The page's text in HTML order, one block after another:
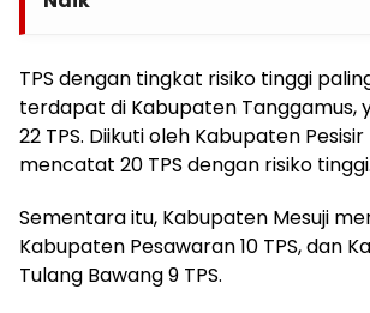
TPS dengan tingkat risiko tinggi
terdapat di Kabupaten Tanggamus,
22 TPS. Diikuti oleh Kabupaten
mencatat 20 TPS dengan risiko tinggi.
Sementara itu, Kabupaten Mesuji
Kabupaten Pesawaran 10 TPS, dan
Tulang Bawang 9 TPS.